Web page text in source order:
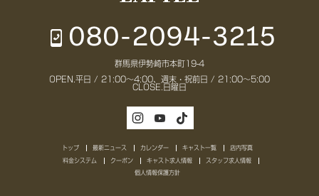
080-2094-3215
群馬県伊勢崎市本町19-4
OPEN. 平日 / 21:00～4:00、週末・祝前日 / 21:00～5:00
CLOSE. 日曜日
トップ 最新ニュース カレンダー キャスト一覧 店内写真
料金システム クーポン キャスト求人情報 スタッフ求人情報
個人情報保護方針